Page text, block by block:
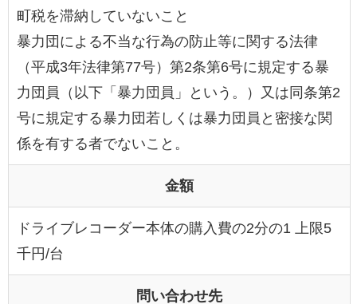
町税を滞納していないこと
暴力団による不当な行為の防止等に関する法律
（平成3年法律第77号）第2条第6号に規定する暴
力団員（以下「暴力団員」という。）又は同条第2
号に規定する暴力団若しくは暴力団員と密接な関
係を有する者でないこと。
金額
ドライブレコーダー本体の購入費の2分の1 上限5
千円/台
問い合わせ先